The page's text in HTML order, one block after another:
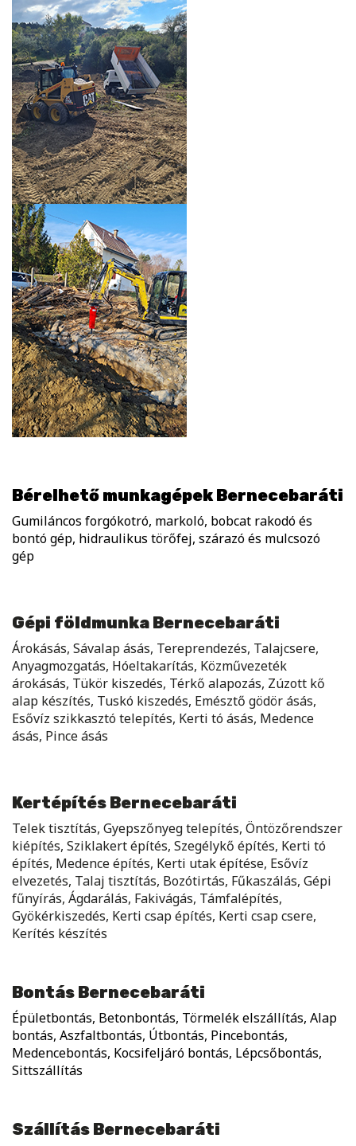
Bérelhető munkagépek Bernecebaráti
Gumiláncos forgókotró, markoló, bobcat rakodó és
bontó gép, hidraulikus törőfej, szárazó és mulcsozó
gép
Gépi földmunka Bernecebaráti
Árokásás, Sávalap ásás, Tereprendezés, Talajcsere,
Anyagmozgatás, Hóeltakarítás, Közművezeték
árokásás, Tükör kiszedés, Térkő alapozás, Zúzott kő
alap készítés, Tuskó kiszedés, Emésztő gödör ásás,
Esővíz szikkasztó telepítés, Kerti tó ásás, Medence
ásás, Pince ásás
Kertépítés Bernecebaráti
Telek tisztítás, Gyepszőnyeg telepítés, Öntözőrendszer
kiépítés, Sziklakert építés, Szegélykő építés, Kerti tó
építés, Medence építés, Kerti utak építése, Esővíz
elvezetés, Talaj tisztítás, Bozótirtás, Fűkaszálás, Gépi
fűnyírás, Ágdarálás, Fakivágás, Támfalépítés,
Gyökérkiszedés, Kerti csap építés, Kerti csap csere,
Kerítés készítés
Bontás Bernecebaráti
Épületbontás, Betonbontás, Törmelék elszállítás, Alap
bontás, Aszfaltbontás, Útbontás, Pincebontás,
Medencebontás, Kocsifeljáró bontás, Lépcsőbontás,
Sittszállítás
Szállítás Bernecebaráti